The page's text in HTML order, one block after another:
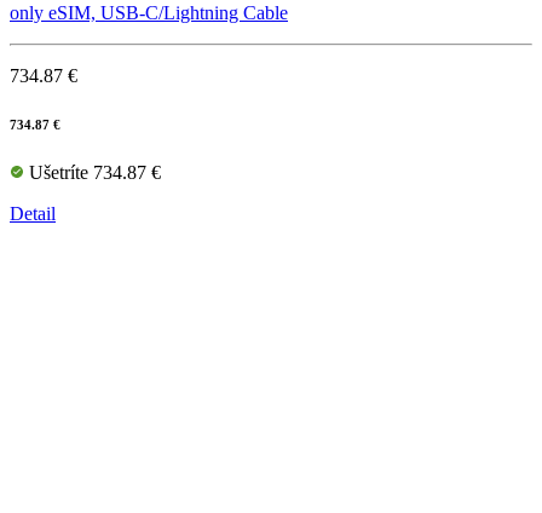
only eSIM, USB-C/Lightning Cable
734.87 €
734.87 €
Ušetríte 734.87 €
Detail